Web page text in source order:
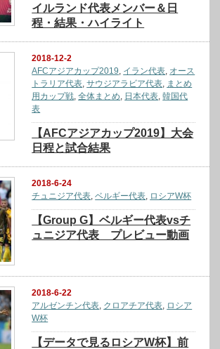
イルランド代表メンバー＆日
程・結果・ハイライト
2018-12-2
AFCアジアカップ2019 イラン代表 オース
トラリア代表 ,サウジアラビア代表 まとめ
用カップ戦 ,全体まとめ 日本代表 ,韓国代
表
【AFCアジアカップ2019】大会
日程と試合結果
2018-6-24
チュニジア代表 ,ベルギー代表 ロシアW杯
【Group G】ベルギー代表vsチ
ュニジア代表 プレビュー動画
2018-6-22
アルゼンチン代表, クロアチア代表, ロシア
W杯
【データで見るロシアW杯】前